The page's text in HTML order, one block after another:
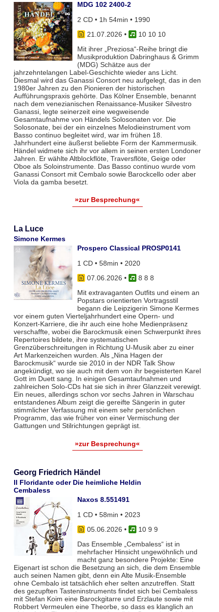
MDG 102 2400-2
2 CD • 1h 54min • 1990
21.07.2026 •
10 10 10
Mit ihrer „Preziosa“-Reihe bringt die
Musikproduktion Dabringhaus & Grimm
(MDG) Schätze aus der
jahrzehntelangen Label-Geschichte wieder ans Licht.
Diesmal wird das Ganassi Consort neu aufgelegt, das in den
1980er Jahren zu den Pionieren der historischen
Aufführungspraxis gehörte. Das Kölner Ensemble, benannt
nach dem venezianischen Renaissance-Musiker Silvestro
Ganassi, legte seinerzeit eine wegweisende
Gesamtaufnahme von Händels Solosonaten vor. Die
Solosonate, bei der ein einzelnes Melodieinstrument vom
Basso continuo begleitet wird, war im frühen 18.
Jahrhundert eine äußerst beliebte Form der Kammermusik.
Händel widmete sich ihr vor allem in seinen ersten Londoner
Jahren. Er wählte Altblockflöte, Traversflöte, Geige oder
Oboe als Soloinstrumente. Das Basso continuo wurde vom
Ganassi Consort mit Cembalo sowie Barockcello oder aber
Viola da gamba besetzt.
»zur Besprechung«
La Luce
Simone Kermes
Prospero Classical PROSP0141
1 CD • 58min • 2020
07.06.2026 •
8 8 8
Mit extravaganten Outfits und einem an
Popstars orientierten Vortragsstil
begann die Leipzigerin Simone Kermes
vor einem guten Vierteljahrhundert eine Opern- und
Konzert-Karriere, die ihr auch eine hohe Medienpräsenz
verschaffte, wobei die Barockmusik einen Schwerpunkt ihres
Repertoires bildete, ihre systematischen
Grenzüberschreitungen in Richtung U-Musik aber zu einer
Art Markenzeichen wurden. Als „Nina Hagen der
Barockmusik“ wurde sie 2010 in der NDR Talk Show
angekündigt, wo sie auch mit dem von ihr begeisterten Karel
Gott im Duett sang. In einigen Gesamtaufnahmen und
zahlreichen Solo-CDs hat sie sich in ihrer Glanzzeit verewigt.
Ein neues, allerdings schon vor sechs Jahren in Warschau
entstandenes Album zeigt die gereifte Sängerin in guter
stimmlicher Verfassung mit einem sehr persönlichen
Programm, das wie früher von einer Vermischung der
Gattungen und Stilrichtungen geprägt ist.
»zur Besprechung«
Georg Friedrich Händel
Il Floridante oder Die heimliche Heldin
Cembaless
Naxos 8.551491
1 CD • 58min • 2023
05.06.2026 •
10 9 9
Das Ensemble „Cembaless“ ist in
mehrfacher Hinsicht ungewöhnlich und
macht ganz besondere Projekte: Eine
Eigenart ist schon die Besetzung an sich, die dem Ensemble
auch seinen Namen gibt, denn ein Alte Musik-Ensemble
ohne Cembalo ist tatsächlich eher selten anzutreffen. Statt
des gezupften Tasteninstruments findet sich bei Cembaless
mit Stefan Koim eine Barockgitarre und Erzlaute sowie mit
Robbert Vermeulen eine Theorbe, so dass es klanglich an